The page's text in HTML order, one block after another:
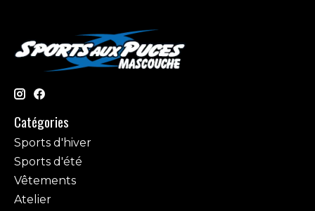
Catégories
Sports d'hiver
Sports d'été
Vêtements
Atelier